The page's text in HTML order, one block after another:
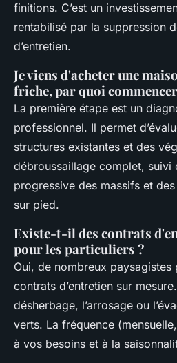
finitions. C’est un
rentabilisé par la suppression
d’entretien.
Je viens d'acheter une
friche, par quoi
La première étape est un
professionnel. Il permet
structures existantes et des
débroussaillage complet, suivi
progressive des massifs et
sur pied.
Existe-t-il des contrats
pour les particuliers ?
Oui, de nombreux paysagistes
contrats d’entretien sur
désherbage, l’arrosage ou
verts. La fréquence
à vos besoins et à la